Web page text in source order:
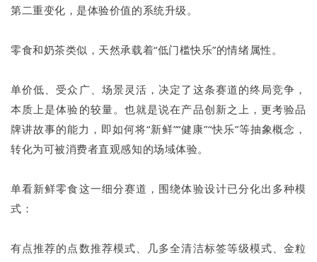
第二重变化，是体验价值的系统升级。
零食和奶茶类似，天然承载着“低门槛快乐”的情绪属性。
单价低、受众广、场景灵活，决定了这条赛道的终局竞争，
本质上是体验的较量。也就是说在产品创新之上，更考验品
牌讲故事的能力，即如何将“新鲜”“健康”“快乐”等抽象概念，
转化为可被消费者直观感知的场域体验。
单看新鲜零食这一细分赛道，围绕体验设计已分化出多种模
式：
有点推荐的点数推荐模式、几多全清洁标签等级模式、金粒